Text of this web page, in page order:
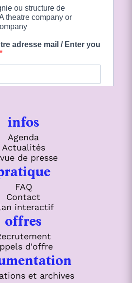
infos
Agenda
Actualités
de presse
FAQ
Contact
interactif
offres
d'offre
et archives